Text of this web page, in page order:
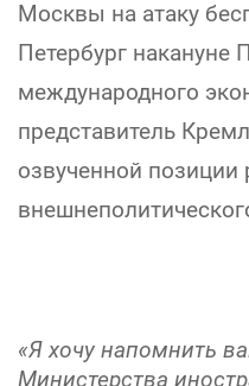
Москвы на атаку
Петербург накануне
международного
представитель
озвученной позиции
«Я хочу напомнить
Министерства